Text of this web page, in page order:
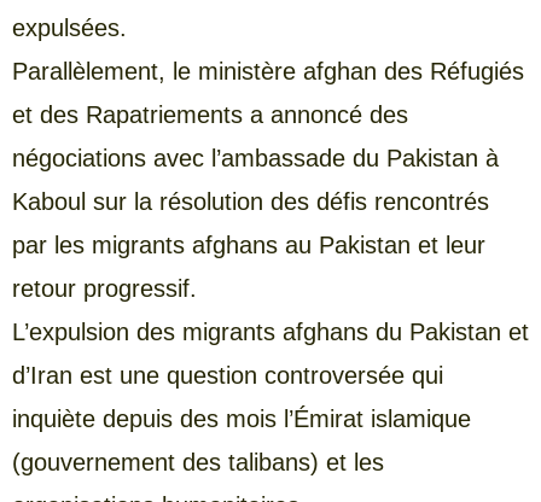
expulsées.
Parallèlement, le ministère afghan des Réfugiés
et des Rapatriements a annoncé des
négociations avec l’ambassade du Pakistan à
Kaboul sur la résolution des défis rencontrés
par les migrants afghans au Pakistan et leur
retour progressif.
L’expulsion des migrants afghans du Pakistan et
d’Iran est une question controversée qui
inquiète depuis des mois l’Émirat islamique
(gouvernement des talibans) et les